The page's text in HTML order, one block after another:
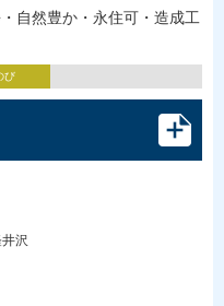
自然豊か・永住可・造成工
び
沢